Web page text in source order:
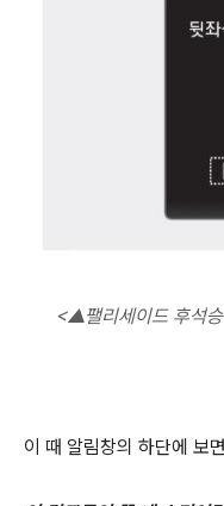
<▲팰리세이드 후석
이 때 알림창의 하단에 보